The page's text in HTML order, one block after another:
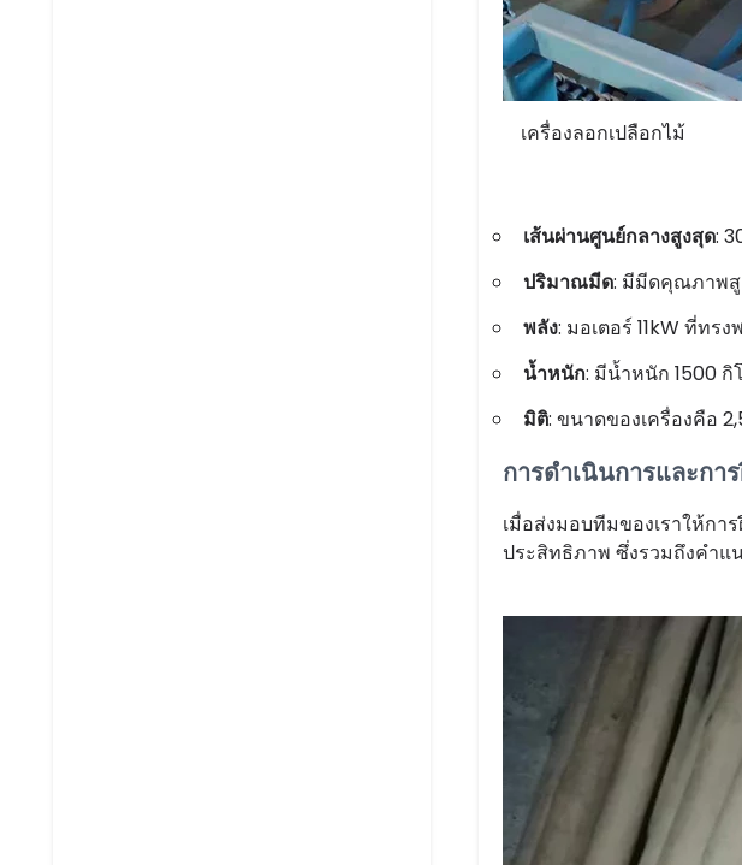
เครื่องลอกเปลือกไม้
เส้นผ่านศูนย์กลางสูงสุด:
ปริมาณมีด: มีมีดคุณภาพสู
พลัง: มอเตอร์ 11kW ที่ทร
น้ำหนัก: มีน้ำหนัก 1500 กิ
มิติ: ขนาดของเครื่องคือ
การดำเนินการและกา
เมื่อส่งมอบทีมของเราให้ก
ประสิทธิภาพ ซึ่งรวมถึงคำแ